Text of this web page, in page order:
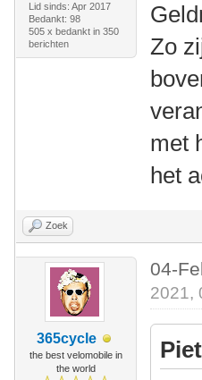
Lid sinds: Apr 2017
Bedankt: 98
505 x bedankt in 350
berichten
Zo
met
het
Zoek
365cycle
the best velomobile in
the world
04-
2021,